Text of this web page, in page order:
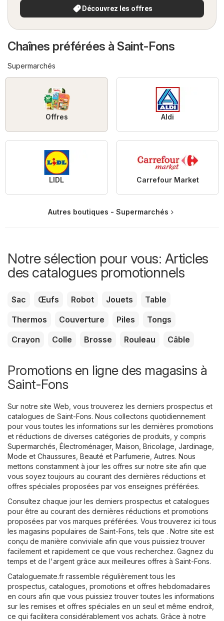
Découvrez les offres
Chaînes préférées à Saint-Fons
Supermarchés
Offres Aldi
LIDL Carrefour Market
Autres boutiques - Supermarchés
Notre sélection pour vous: Articles
des catalogues promotionnels
Sac Œufs Robot Jouets
Table
Thermos
Couverture Piles
Tongs
Crayon
Colle Brosse Rouleau Câble
Promotions en ligne des magasins à
Saint-Fons
Sur notre site Web, vous trouverez les derniers prospectus et
catalogues de Saint-Fons. Nous collectons quotidiennement
pour vous toutes les informations sur les dernières promotions
et réductions de diverses catégories de produits, y compris
Supermarchés Électroménager, Maison, Bricolage, Jardinage
Mode et Chaussures Beauté et Parfumerie Autres. Nous
mettons constamment à jour les offres sur notre site afin que
vous soyez toujours au courant des dernières réductions et
offres spéciales proposées par vos enseignes préférées.
Consultez chaque jour les derniers prospectus et catalogues
pour être au courant des dernières réductions et promotions
proposées par vos marques préférées. Vous trouverez ici tous
les magasins populaires de Saint-Fons, tels que . Notre site est
conçu de manière conviviale afin que vous puissiez trouver
facilement et rapidement ce que vous recherchez. Gagnez du
temps et de l'argent grâce aux meilleures offres à Saint-Fons.
Cataloguemate.fr rassemble régulièrement tous les
prospectus, catalogues, promotions et offres hebdomadaires
en cours afin que vous puissiez trouver toutes les informations
sur les remises et offres spéciales en un seul et même endroit,
ce qui facilitera considérablement vos achats. Grâce à notre